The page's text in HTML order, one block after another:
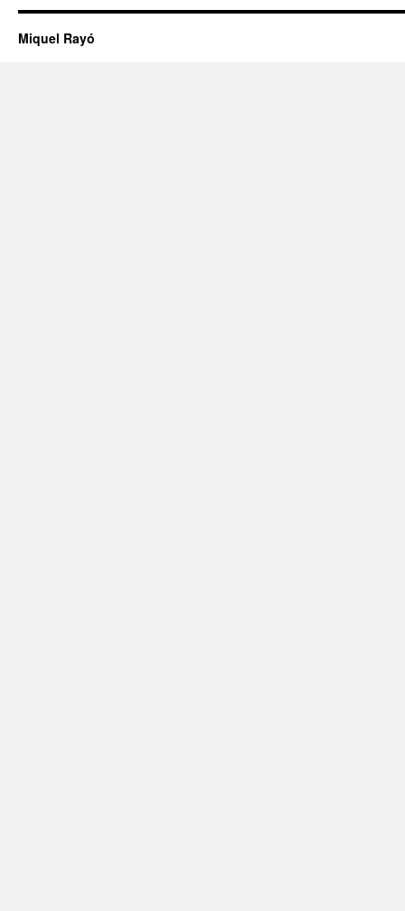
Miquel Rayó